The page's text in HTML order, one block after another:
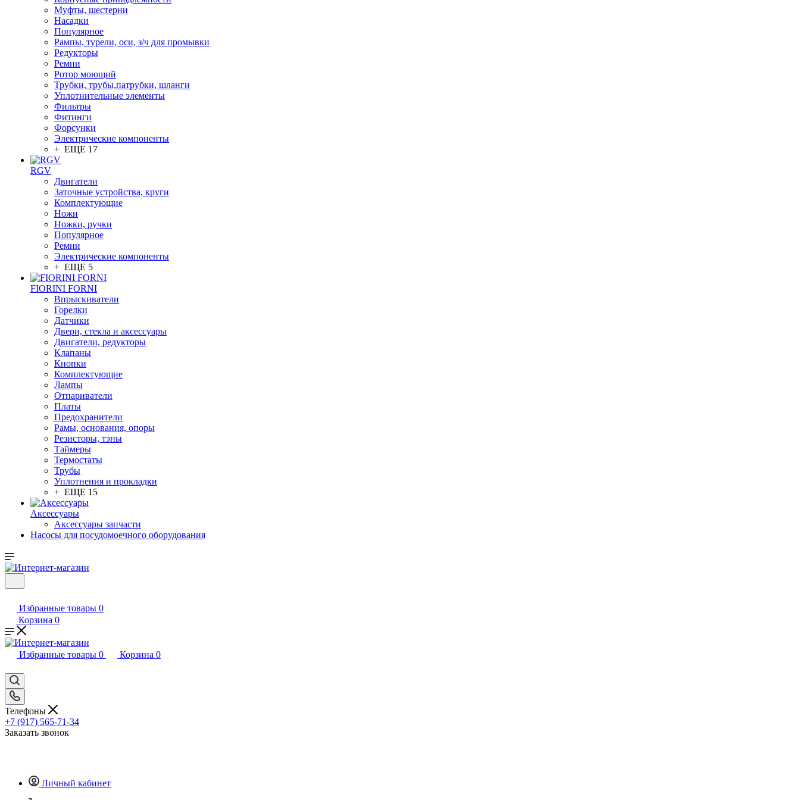
Муфты, шестерни
Насадки
Популярное
Рампы, турели, оси, з/ч для промывки
Редукторы
Ремни
Ротор моющий
Трубки, трубы,патрубки, шланги
Уплотнительные элементы
Фильтры
Фитинги
Форсунки
Электрические компоненты
+ ЕЩЕ 17
RGV
Двигатели
Заточные устройства, круги
Комплектующие
Ножи
Ножки, ручки
Популярное
Ремни
Электрические компоненты
+ ЕЩЕ 5
FIORINI FORNI
Впрыскиватели
Горелки
Датчики
Двери, стекла и аксессуары
Двигатели, редукторы
Клапаны
Кнопки
Комплектующие
Лампы
Отпариватели
Платы
Предохранители
Рамы, основания, опоры
Резисторы, тэны
Таймеры
Термостаты
Трубы
Уплотнения и прокладки
+ ЕЩЕ 15
Аксессуары
Аксессуары запчасти
Насосы для посудомоечного оборудования
Избранные товары 0
Корзина 0
Избранные товары 0 Корзина 0
Телефоны
+7 (917) 565-71-34
Заказать звонок
Личный кабинет